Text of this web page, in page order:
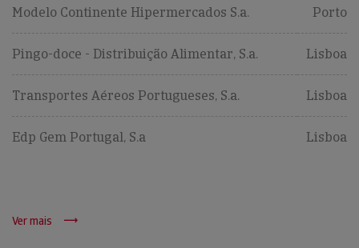
Modelo Continente Hipermercados S.a. Porto
Pingo-doce - Distribuição Alimentar, S.a. Lisboa
Transportes Aéreos Portugueses, S.a. Lisboa
Edp Gem Portugal, S.a Lisboa
Ver mais